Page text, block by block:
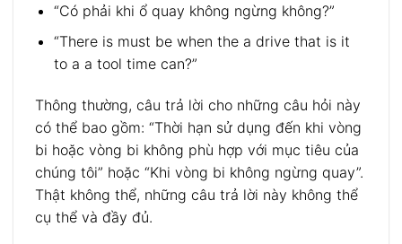
“Có phải khi ổ quay không ngừng không?”
“There is must be when the a drive that is it
to a a tool time can?”
Thông thường, câu trả lời cho những câu hỏi này
có thể bao gồm: “Thời hạn sử dụng đến khi vòng
bi hoặc vòng bi không phù hợp với mục tiêu của
chúng tôi” hoặc “Khi vòng bi không ngừng quay”.
Thật không thể, những câu trả lời này không thể
cụ thể và đầy đủ.